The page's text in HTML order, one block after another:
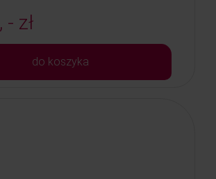
- zł
do koszyka